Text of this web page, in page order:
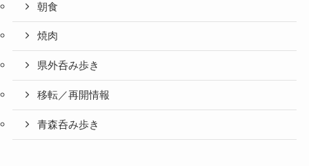
朝食
焼肉
県外呑み歩き
移転／再開情報
青森呑み歩き